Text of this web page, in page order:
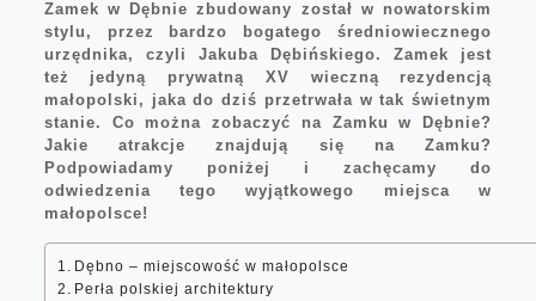
Zamek w Dębnie zbudowany został w nowatorskim
stylu, przez bardzo bogatego średniowiecznego
urzędnika, czyli Jakuba Dębińskiego. Zamek jest
też jedyną prywatną XV wieczną rezydencją
małopolski, jaka do dziś przetrwała w tak świetnym
stanie. Co można zobaczyć na Zamku w Dębnie?
Jakie atrakcje znajdują się na Zamku?
Podpowiadamy poniżej i zachęcamy do
odwiedzenia tego wyjątkowego miejsca w
małopolsce!
Dębno – miejscowość w małopolsce
Perła polskiej architektury